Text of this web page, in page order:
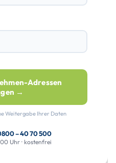
Adressen
→
Weitergabe Ihrer Daten
– 40 70 500
Uhr · kostenfrei